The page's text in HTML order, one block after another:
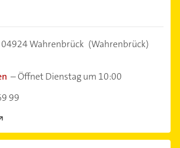
04924 Wahrenbrück (Wahrenbrück)
–Öffnet Dienstag um 10:00
99